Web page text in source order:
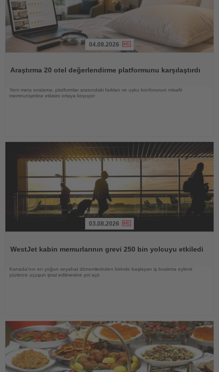
04.08.2026
Araştırma 20 otel değerlendirme platformunu karşılaştırdı
Yeni meta sıralama, platformlar arasındaki farkları ve uyku konforunun misafir
memnuniyetine etkisini ortaya koyuyor
03.08.2026
WestJet kabin memurlarının grevi 250 bin yolcuyu etkiledi
Kanada'nın en yoğun seyahat dönemlerinden birinde başlayan iş bırakma eylemi
yüzlerce uçuşun iptal edilmesine yol açtı